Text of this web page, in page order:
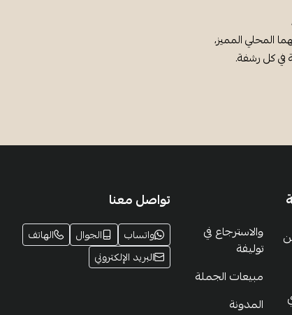
المحلي المميز،
في كل رشفة.
والاسترجاع في
توليفة
مبيعات الجملة
المدونة
تواصل معنا
واتساب الجوال
الهاتف
البريد الإلكتروني